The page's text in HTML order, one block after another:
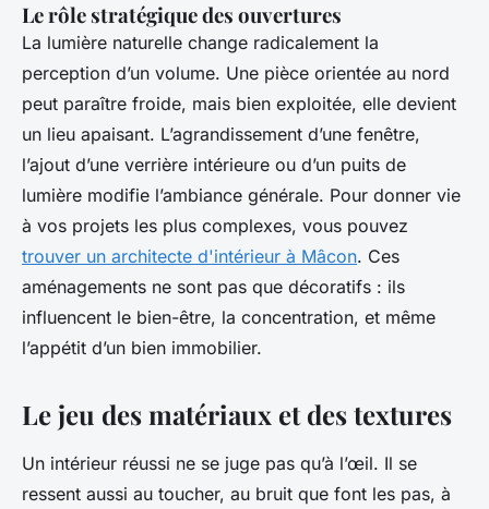
Le rôle stratégique des ouvertures
La lumière naturelle change radicalement la
perception d’un volume. Une pièce orientée au nord
peut paraître froide, mais bien exploitée, elle devient
un lieu apaisant. L’agrandissement d’une fenêtre,
l’ajout d’une verrière intérieure ou d’un puits de
lumière modifie l’ambiance générale. Pour donner vie
à vos projets les plus complexes, vous pouvez
trouver un architecte d'intérieur à Mâcon. Ces
aménagements ne sont pas que décoratifs : ils
influencent le bien-être, la concentration, et même
l’appétit d’un bien immobilier.
Le jeu des matériaux et des textures
Un intérieur réussi ne se juge pas qu’à l’œil. Il se
ressent aussi au toucher, au bruit que font les pas, à